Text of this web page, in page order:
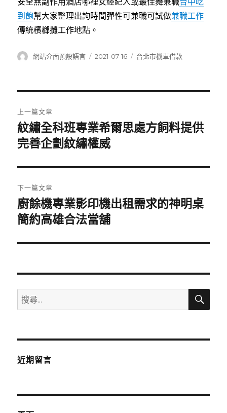
到飽幫大家整理出詢時間彈性可兼職可試做兼職工作
傳統檳榔攤工作地點。
作
網站介面預設語言
發
2021-07-16
分
台北市機車借款
章
導
覽
上一篇文章
上
一
文
章:
紋繡全科班專業希爾思處方飼料提供
完善企劃紋繡權威
下一篇文章
下
一
文
廚餘機專業影印機出租需求的神明桌
簡約高雄合法當舖
搜
尋
鍵
搜
近期留言